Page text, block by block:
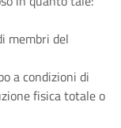
membri del
a condizioni di
fisica totale o